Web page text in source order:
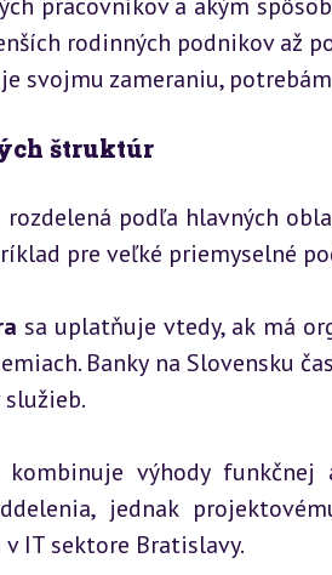
rodinných podnikov až
svojmu zameraniu,
štruktúr
rozdelená podľa hlavných
pre veľké priemyselné
sa uplatňuje vtedy, ak má
Banky na Slovensku
kombinuje výhody
jednak
IT sektore Bratislavy.